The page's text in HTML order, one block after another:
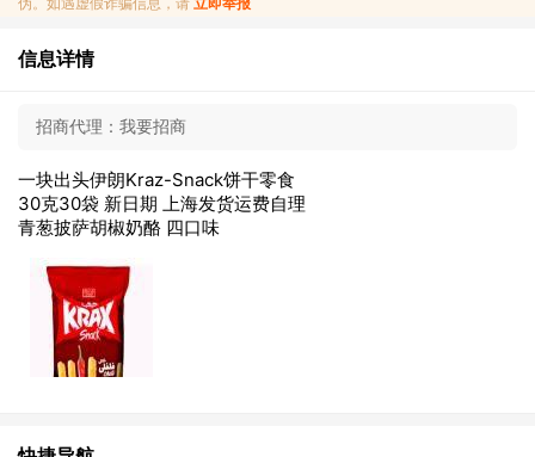
信息详情
招商代理： 我要招商
一块出头伊朗Kraz-Snack饼干零食
30克30袋 新日期 上海发货运费自理
青葱披萨胡椒奶酪 四口味